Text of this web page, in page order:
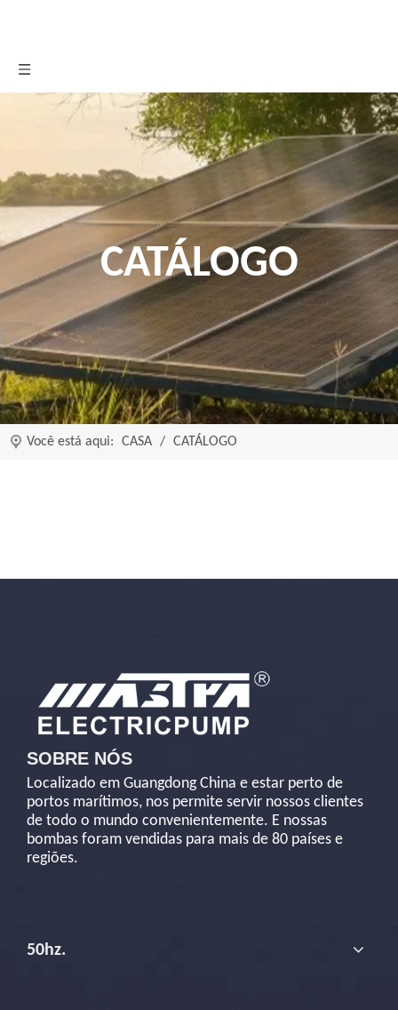
CATÁLOGO
Você está aqui: CASA / CATÁLOGO
SOBRE NÓS
Localizado em Guangdong China e estar perto de
portos marítimos, nos permite servir nossos clientes
de todo o mundo convenientemente. E nossas
bombas foram vendidas para mais de 80 países e
regiões.
50hz.